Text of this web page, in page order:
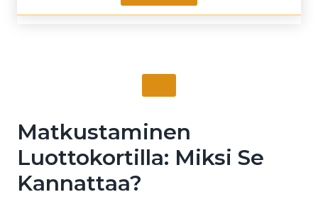
Matkustaminen
Luottokortilla: Miksi Se
Kannattaa?